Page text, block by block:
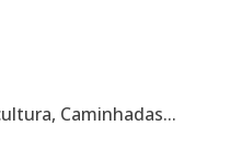
Caminhadas...